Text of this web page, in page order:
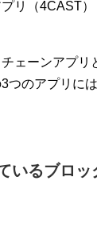
リ（4CAST
ェーンアプ
つのアプリに
いるブロッ